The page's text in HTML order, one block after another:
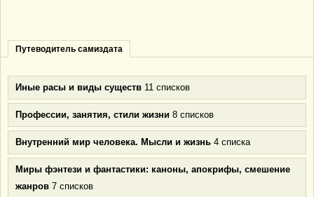
Путеводитель самиздата
Иные расы и виды существ 11 списков
Профессии, занятия, стили жизни 8 списков
Внутренний мир человека. Мысли и жизнь 4 списка
Миры фэнтези и фантастики: каноны, апокрифы, смешение
жанров 7 списков